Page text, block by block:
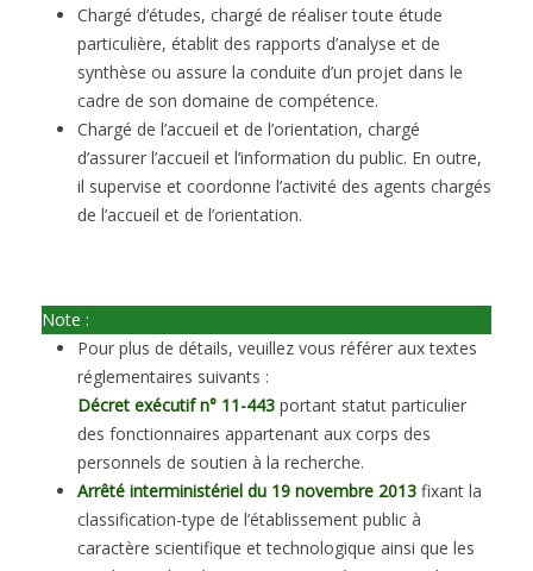
Chargé d’études, chargé de réaliser toute étude
particulière, établit des rapports d’analyse et de
synthèse ou assure la conduite d’un projet dans le
cadre de son domaine de compétence.
Chargé de l’accueil et de l’orientation, chargé
d’assurer l’accueil et l’information du public. En outre,
il supervise et coordonne l’activité des agents chargés
de l’accueil et de l’orientation.
Note :
Pour plus de détails, veuillez vous référer aux textes
réglementaires suivants :
Décret exécutif n° 11-443 portant statut particulier
des fonctionnaires appartenant aux corps des
personnels de soutien à la recherche.
Arrêté interministériel du 19 novembre 2013 fixant la
classification-type de l’établissement public à
caractère scientifique et technologique ainsi que les